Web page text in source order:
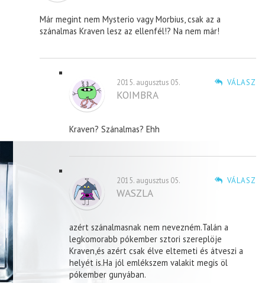
Már megint nem Mysterio vagy Morbius, csak az a
szánalmas Kraven lesz az ellenfél!? Na nem már!
VÁLASZ
2015. augusztus 05.
KOIMBRA
Kraven? Szánalmas? Ehh
VÁLASZ
2015. augusztus 05.
WASZLA
azért szánalmasnak nem nevezném.Talán a
legkomorabb pókember sztori szereplöje
Kraven,és azért csak élve eltemeti és átveszi a
helyét is.Ha jól emlékszem valakit megis öl
pókember gunyában.